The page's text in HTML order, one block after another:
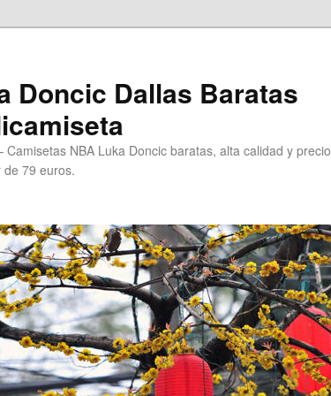
Doncic Dallas Baratas
NBA Luka Doncic baratas, alta calidad y precio
79 euros.